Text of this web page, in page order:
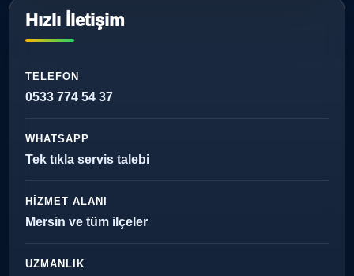
Hızlı İletişim
TELEFON
0533 774 54 37
WHATSAPP
Tek tıkla servis talebi
HIZMET ALANI
Mersin ve tüm ilçeler
UZMANLIK